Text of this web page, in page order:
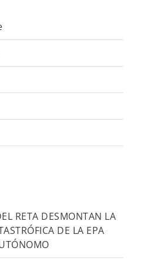
RETA DESMONTAN LA
DE LA EPA